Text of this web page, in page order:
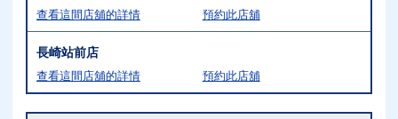
查看這間店舖的詳情 預約此店舖
長崎站前店
查看這間店舖的詳情 預約此店舖